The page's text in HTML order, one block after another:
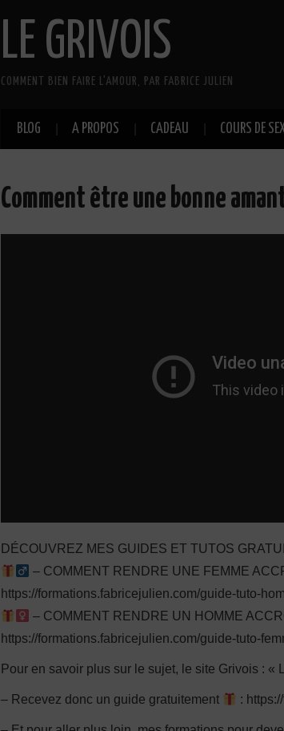
LE GRIVOIS
COMMENT BIEN FAIRE L'AMOUR, PAR FABRICE JULIEN
BLOG A PROPOS CADEAU COURS DE
Comment être une bonne
DÉCOUVREZ MES GUIDES ET TUTOS
– COMMENT RENDRE UNE FEMME
https://formations.fabricejulien.com/guide-tuto-
– COMMENT RENDRE UN HOMME
https://formations.fabricejulien.com/guide-tuto-
Pour en savoir plus sur le sujet, le site Grivois : «
– Recevez donc un guide gratuitement :